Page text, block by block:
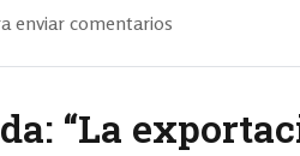
enviar comentarios
“La